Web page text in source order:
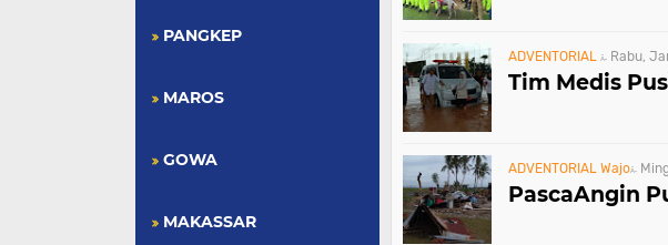
PANGKEP
MAROS
GOWA
MAKASSAR
ADVENTORIAL Rabu,
Tim Medis
ADVENTORIAL Wajo
PascaAngin